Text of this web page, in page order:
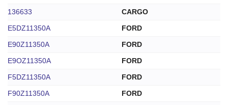
136633
CARGO
E5DZ11350A
FORD
E90Z11350A
FORD
E9OZ11350A
FORD
F5DZ11350A
FORD
F90Z11350A
FORD